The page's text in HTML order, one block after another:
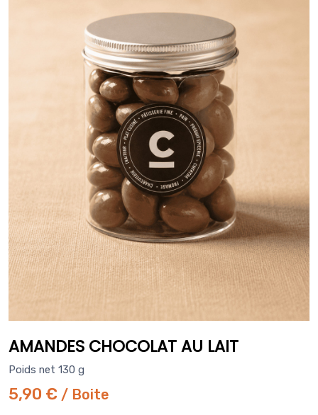
AMANDES CHOCOLAT AU LAIT
Poids net 130 g
5,90 € / Boite